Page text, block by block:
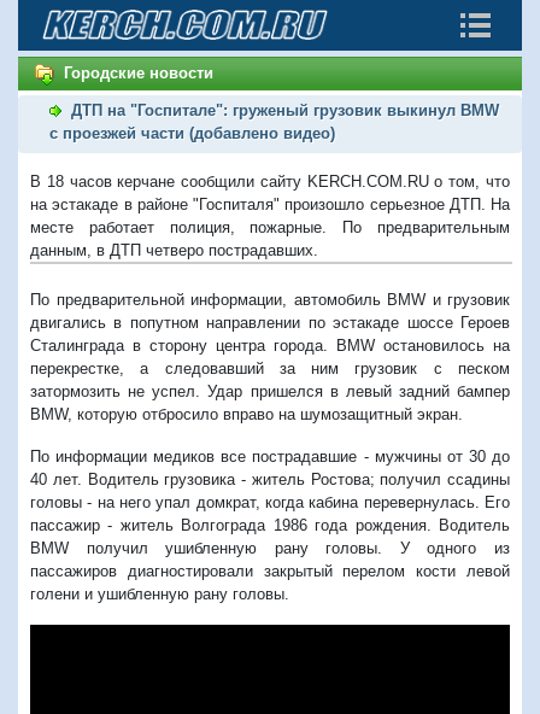
Городские новости
ДТП на "Госпитале": груженый грузовик выкинул BMW
с проезжей части (добавлено видео)
В 18 часов керчане сообщили сайту KERCH.COM.RU о том, что
на эстакаде в районе "Госпиталя" произошло серьезное ДТП. На
месте работает полиция, пожарные. По предварительным
данным, в ДТП четверо пострадавших.
По предварительной информации, автомобиль BMW и грузовик
двигались в попутном направлении по эстакаде шоссе Героев
Сталинграда в сторону центра города. BMW остановилось на
перекрестке, а следовавший за ним грузовик с песком
затормозить не успел. Удар пришелся в левый задний бампер
BMW, которую отбросило вправо на шумозащитный экран.
По информации медиков все пострадавшие - мужчины от 30 до
40 лет. Водитель грузовика - житель Ростова; получил ссадины
головы - на него упал домкрат, когда кабина перевернулась. Его
пассажир - житель Волгограда 1986 года рождения. Водитель
BMW получил ушибленную рану головы. У одного из
пассажиров диагностировали закрытый перелом кости левой
голени и ушибленную рану головы.